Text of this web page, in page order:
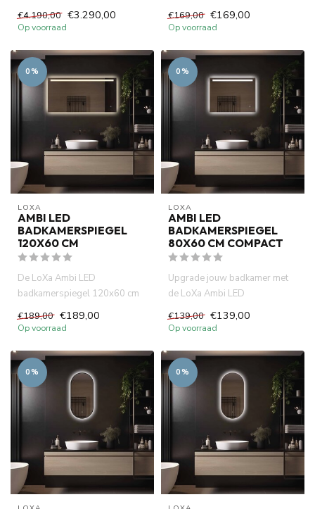
€4.190,00 €3.290,00
Op voorraad
80x60 cm? De LoXa Marbella
co...
€169,00 €169,00
Op voorraad
0%
LOXA
AMBI LED
BADKAMERSPIEGEL
120X60 CM
De LoXa Ambi LED
badkamerspiegel 120x60 cm
biedt dimbare LED-verlichting,
spiege...
€189,00 €189,00
Op voorraad
0%
LOXA
AMBI LED
BADKAMERSPIEGEL
80X60 CM COMPACT
Upgrade jouw badkamer met
de LoXa Ambi LED
badkamerspiegel 80x60 cm.
Voorzien va...
€139,00 €139,00
Op voorraad
0% 0%